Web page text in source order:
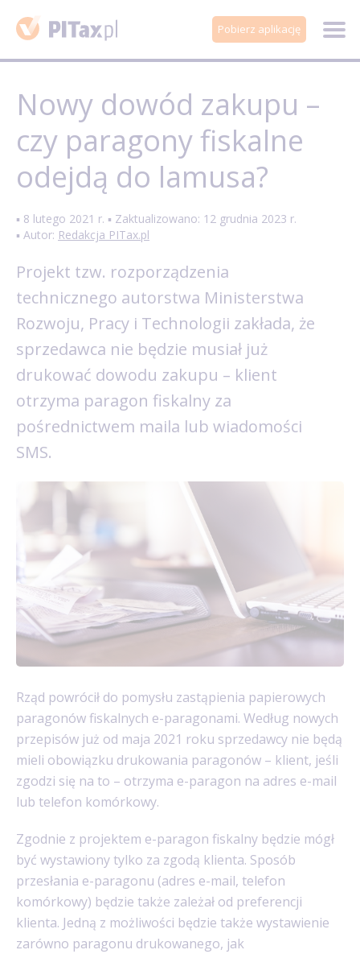
Pobierz aplikację
Nowy dowód zakupu –
czy paragony fiskalne
odejdą do lamusa?
▪ 8 lutego 2021 r. ▪ Zaktualizowano: 12 grudnia 2023 r.
▪ Autor: Redakcja PITax.pl
Projekt tzw. rozporządzenia
technicznego autorstwa Ministerstwa
Rozwoju, Pracy i Technologii zakłada, że
sprzedawca nie będzie musiał już
drukować dowodu zakupu – klient
otrzyma paragon fiskalny za
pośrednictwem maila lub wiadomości
SMS.
Rząd powrócił do pomysłu zastąpienia papierowych
paragonów fiskalnych e-paragonami. Według nowych
przepisów już od maja 2021 roku sprzedawcy nie będą
mieli obowiązku drukowania paragonów – klient, jeśli
zgodzi się na to – otrzyma e-paragon na adres e-mail
lub telefon komórkowy.
Zgodnie z projektem e-paragon fiskalny będzie mógł
być wystawiony tylko za zgodą klienta. Sposób
przesłania e-paragonu (adres e-mail, telefon
komórkowy) będzie także zależał od preferencji
klienta. Jedną z możliwości będzie także wystawienie
zarówno paragonu drukowanego, jak